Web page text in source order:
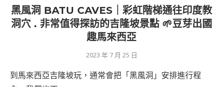
黑風洞 BATU CAVES｜彩虹階梯通往印度教
洞穴 . 非常值得探訪的吉隆坡景點 🌱豆芽出國
趣馬來西亞
2023 年 7 月 25 日
到馬來西亞吉隆坡玩，通常會把「黑風洞」安排進行程